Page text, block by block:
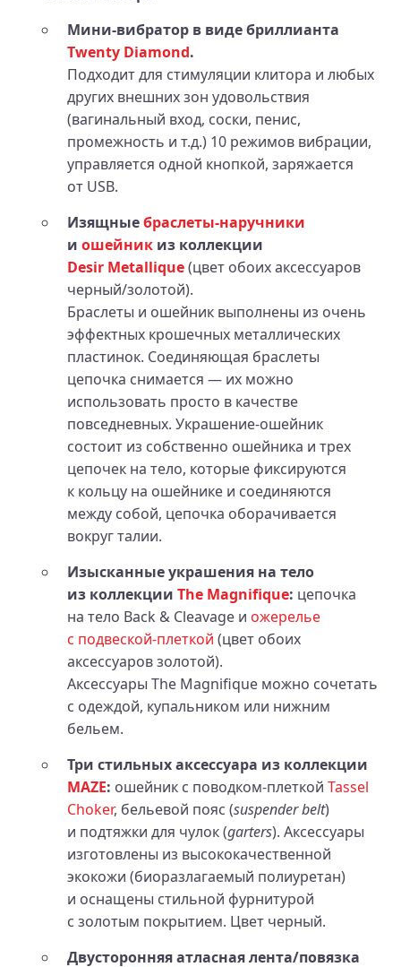
Мини‑вибратор в виде бриллианта
Twenty Diamond.
Подходит для стимуляции клитора и любых
других внешних зон удовольствия
(вагинальный вход, соски, пенис,
промежность и т.д.) 10 режимов вибрации,
управляется одной кнопкой, заряжается
от USB.
Изящныебраслеты‑наручники
и ошейник из коллекции
Desir Metallique(цвет обоих аксессуаров
черный/золотой).
Браслеты и ошейник выполнены из очень
эффектных крошечных металлических
пластинок. Соединяющая браслеты
цепочка снимается — их можно
использовать просто в качестве
повседневных. Украшение-ошейник
состоит из собственно ошейника и трех
цепочек на тело, которые фиксируются
к кольцу на ошейнике и соединяются
между собой, цепочка оборачивается
вокруг талии.
Изысканные украшения на тело
из коллекции The Magnifique: цепочка
на тело Back & Cleavage и ожерелье
с подвеской‑плеткой (цвет обоих
аксессуаров золотой).
Аксессуары The Magnifique можно сочетать
с одеждой, купальником или нижним
бельем.
Три стильных аксессуара из коллекции
MAZE: ошейник с поводком‑плеткой Tassel
Choker, бельевой пояс (suspender belt)
и подтяжки для чулок (garters). Аксессуары
изготовлены из высококачественной
экокожи (биоразлагаемый полиуретан)
и оснащены стильной фурнитурой
с золотым покрытием. Цвет черный.
Двусторонняя атласная лента/повязка